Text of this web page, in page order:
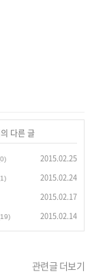
다른 글
2015.02.25
2015.02.24
2015.02.17
2015.02.14
관련글 더보기